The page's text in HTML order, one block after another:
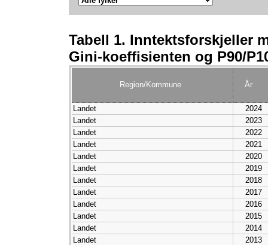
Tabell 1. Inntektsforskjeller
Gini-koeffisienten og P90/
Region/Kommune År
Landet
2024
Landet
2023
Landet
2022
Landet
2021
Landet
2020
Landet
2019
Landet
2018
Landet
2017
Landet
2016
Landet
2015
Landet
2014
Landet
2013